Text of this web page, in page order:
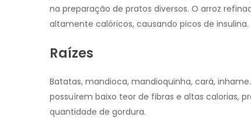
na preparação de pratos diversos. O arroz
altamente calóricos, causando picos de insulina.
Raízes
Batatas, mandioca, mandioquinha, cará,
possuírem baixo teor de fibras e altas calorias,
quantidade de gordura.